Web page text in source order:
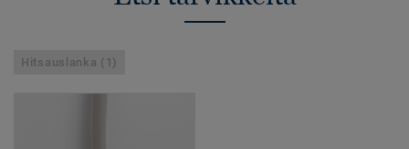
Hitsauslanka (1)